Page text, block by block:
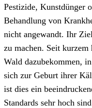
Pestizide, Kunstdünger
Behandlung von
nicht angewandt. Ihr
zu machen. Seit
Wald dazubekommen,
sich zur Geburt ihrer
ist dies ein
Standards sehr hoch